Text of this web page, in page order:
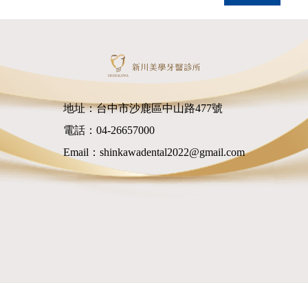
地址：台中市沙鹿區中山路477號
電話： 04-26657000
Email： shinkawadental2022@gmail.com